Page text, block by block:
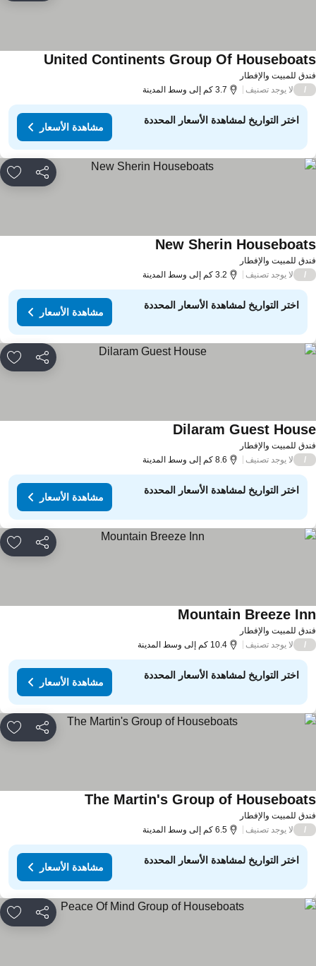
للمبيت والإفطار
United Continents Group Of
لا يوجد تصنيف 3.7 كم إلى وسط المدينة
اختر التواريخ لمشاهدة الأسعار المحددة
مشاهدة الأسعار
مشاركة
للمبيت والإفطار
New Sherin
لا يوجد تصنيف 3.2 كم إلى وسط المدينة
اختر التواريخ لمشاهدة الأسعار المحددة
مشاهدة الأسعار
مشاركة
للمبيت والإفطار
Dilaram Guest
لا يوجد تصنيف 8.6 كم إلى وسط المدينة
اختر التواريخ لمشاهدة الأسعار المحددة
مشاهدة الأسعار
مشاركة
للمبيت والإفطار
Mountain Breeze
لا يوجد تصنيف 10.4 كم إلى وسط المدينة
اختر التواريخ لمشاهدة الأسعار المحددة
مشاهدة الأسعار
مشاركة
للمبيت والإفطار
The Martin's Group of
لا يوجد تصنيف 6.5 كم إلى وسط المدينة
اختر التواريخ لمشاهدة الأسعار المحددة
مشاهدة الأسعار
مشاركة